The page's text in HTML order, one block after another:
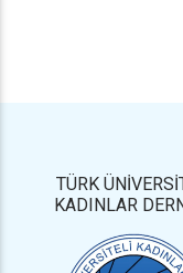
TÜRK
KADINLAR